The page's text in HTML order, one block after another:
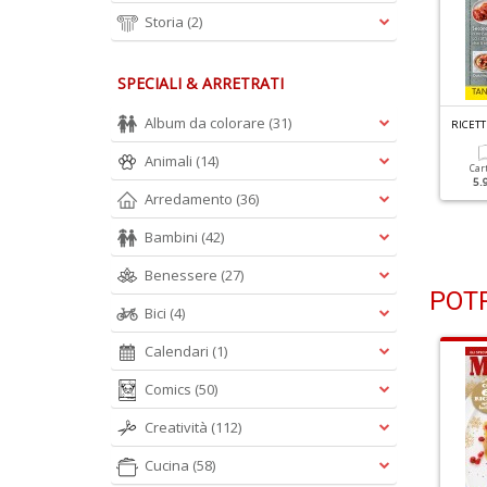
R
ICETTE PER FRIGGITRICI AD ARIA N.4
Croccante In
Digitale
2.90 €
Frittelle
5.90 € 2.90 €
Storia (2)
SPECIALI & ARRETRATI
Album da colorare (31)
Animali (14)
Arredamento (36)
Bambini (42)
Benessere (27)
Bici (4)
Calendari (1)
Comics (50)
Creatività (112)
Cucina (58)